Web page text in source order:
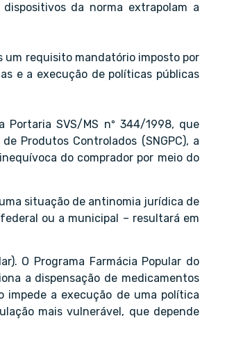
da norma extrapolam a
um requisito mandatório imposto por
e a execução de políticas públicas
Portaria SVS/MS nº 344/1998, que
Produtos Controlados (SNGPC), a
do comprador por meio do
situação de antinomia jurídica de
ou a municipal – resultará em
O Programa Farmácia Popular do
a dispensação de medicamentos
impede a execução de uma política
mais vulnerável, que depende